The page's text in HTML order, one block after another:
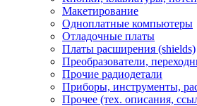
Макетирование
Одноплатные компьютеры
Отладочные платы
Платы расширения (shields)
Преобразователи,
Прочие радиодетали
Приборы, инструменты,
Прочее (тех. описания,